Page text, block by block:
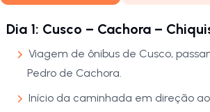
Dia 1: Cusco – Cachora –
Viagem de ônibus de Cusco,
Pedro de Cachora.
Início da caminhada em direção